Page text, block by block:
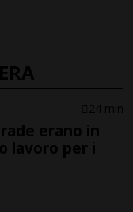
24 min
erano in
lavoro per i